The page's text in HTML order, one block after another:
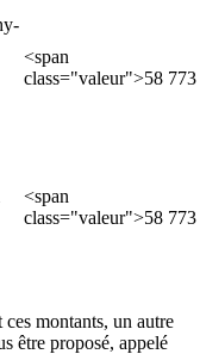
<span
class="valeur">58 773
<span
class="valeur">58 773
ces montants, un autre
être proposé, appelé